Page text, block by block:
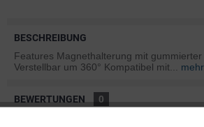
BESCHREIBUNG
Features Magnethalterung mit gummierter
Verstellbar um 360° Kompatibel mit...
mehr
BEWERTUNGEN
0